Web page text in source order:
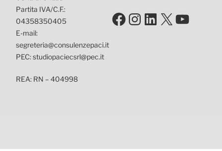
Partita IVA/C.F.:
04358350405
E-mail:
segreteria@consulenzepaci.it
PEC: studiopaciecsrl@pec.it
REA: RN – 404998
Facebook
Instagram
LinkedIn
X